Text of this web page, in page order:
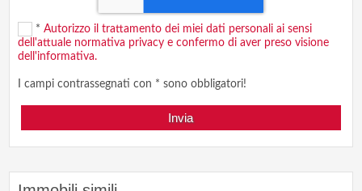
*Autorizzo il trattamento dei miei dati personali ai sensi
dell'attuale normativa privacy e confermo di aver preso visione
dell'informativa.
I campi contrassegnati con * sono obbligatori!